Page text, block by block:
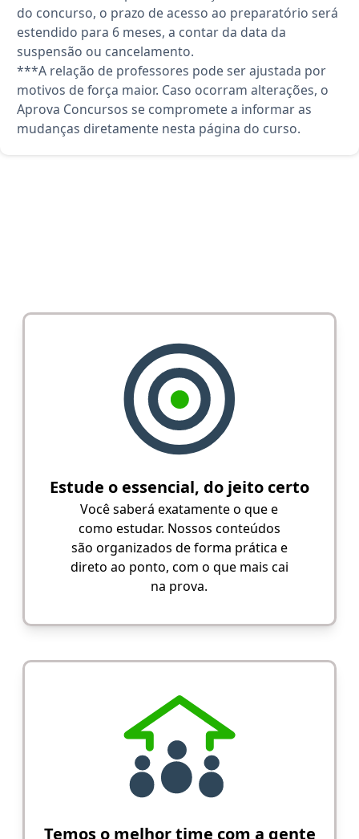
do concurso, o prazo de acesso ao preparatório será
estendido para 6 meses, a contar da data da
suspensão ou cancelamento.
***A relação de professores pode ser ajustada por
motivos de força maior. Caso ocorram alterações, o
Aprova Concursos se compromete a informar as
mudanças diretamente nesta página do curso.
Estude o essencial, do jeito certo
Você saberá exatamente o que e
como estudar. Nossos conteúdos
são organizados de forma prática e
direto ao ponto, com o que mais cai
na prova.
Temos o melhor time com a gente